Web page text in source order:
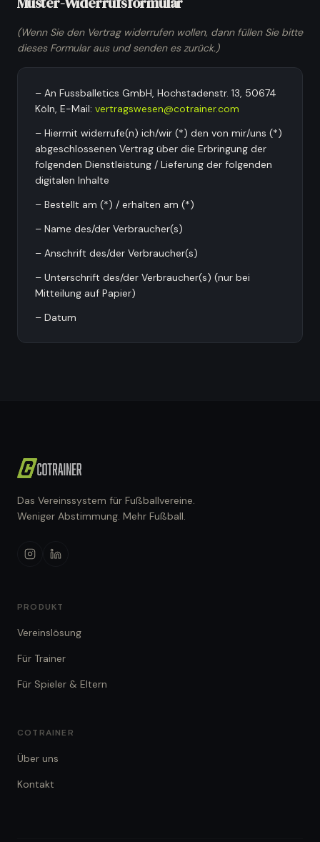
(Wenn Sie den Vertrag widerrufen wollen, dann füllen Sie bitte
dieses Formular aus und senden es zurück.)
– An Fussballetics GmbH, Hochstadenstr. 13, 50674
Köln, E-Mail: vertragswesen@cotrainer.com
– Hiermit widerrufe(n) ich/wir (*) den von mir/uns (*)
abgeschlossenen Vertrag über die Erbringung der
folgenden Dienstleistung / Lieferung der folgenden
digitalen Inhalte
– Bestellt am (*) / erhalten am (*)
– Name des/der Verbraucher(s)
– Anschrift des/der Verbraucher(s)
– Unterschrift des/der Verbraucher(s) (nur bei
Mitteilung auf Papier)
– Datum
Das Vereinssystem für Fußballvereine.
Weniger Abstimmung. Mehr Fußball.
PRODUKT
Vereinslösung
Für Trainer
Für Spieler & Eltern
COTRAINER
Über uns
Kontakt